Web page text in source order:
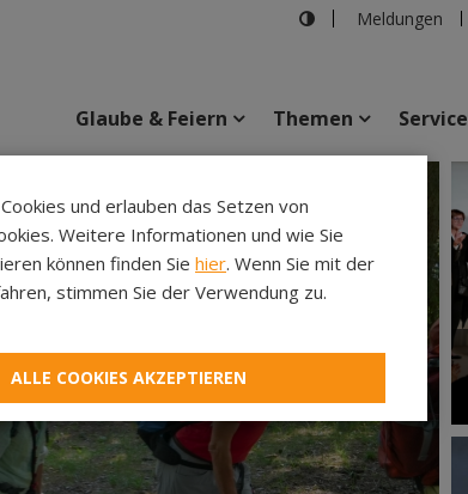
Meldungen
Veranstaltungen
Glaube & Feiern Themen Service
und erlauben das Setzen von
Weitere Informationen und wie Sie
können finden Sie hier. Wenn Sie mit der
stimmen Sie der Verwendung zu.
ALLE COOKIES AKZEPTIEREN